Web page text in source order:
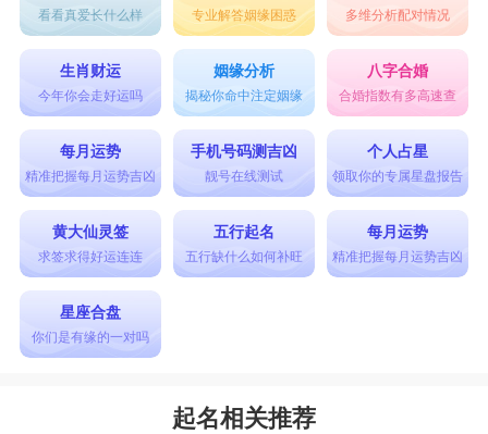
看看真爱长什么样 专业解答姻缘困惑 多维分析配对情况
生肖财运
今年你会走好运吗
姻缘分析
揭秘你命中注定姻缘
八字合婚
合婚指数有多高速查
每月运势
精准把握每月运势吉凶
手机号码测吉凶
靓号在线测试
个人占星
领取你的专属星盘报告
黄大仙灵签
求签求得好运连连
五行起名
五行缺什么如何补旺
每月运势
精准把握每月运势吉凶
星座合盘
你们是有缘的一对吗
起名相关推荐